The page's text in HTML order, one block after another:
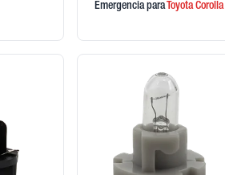
Emergencia para ToyotaCorolla